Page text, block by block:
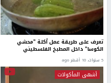
تعرف على طريقة عمل أكلة "محشي
الكوسا" داخل المطبخ الفلسطيني
5 سنوات، 10 أشهر ago
أشهى المأكولات